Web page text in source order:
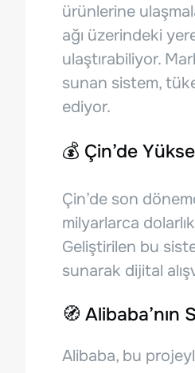
ürünlerine
ağı üzerindeki
ulaştırabiliyor.
sunan sistem,
ediyor.
💰 Çin’de
Çin’de son
milyarlarca
Geliştirilen bu
sunarak dijital
🧭
Alibaba, bu